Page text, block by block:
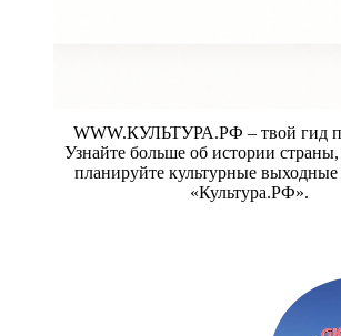
WWW.КУЛЬТУРА.РФ – твой гид
Узнайте больше об истории страны,
планируйте культурные выходные
«Культура.РФ».